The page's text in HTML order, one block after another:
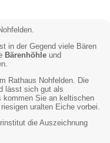
in der Gegend viele Bären
Bärenhöhle und
Rathaus Nohfelden. Die
lässt sich gut als
kommen Sie an keltischen
uralten Eiche vorbei.
die Auszeichnung